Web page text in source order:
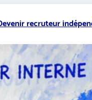
recruteur